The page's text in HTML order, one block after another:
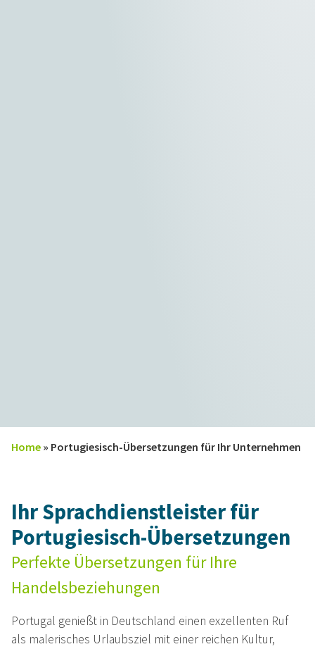
Home » Portugiesisch-Übersetzungen für Ihr Unternehmen
Ihr Sprachdienstleister für
Portugiesisch-Übersetzungen
Perfekte Übersetzungen für Ihre
Handelsbeziehungen
Portugal genießt in Deutschland einen exzellenten Ruf
als malerisches Urlaubsziel mit einer reichen Kultur,